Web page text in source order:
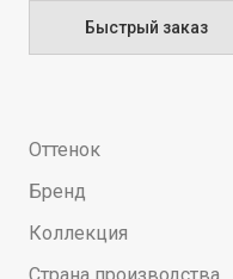
Быстрый заказ
Оттенок
Бренд
Коллекция